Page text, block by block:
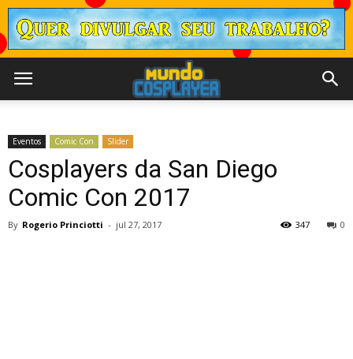
Eventos Comic Con Slider
Cosplayers da San Diego
Comic Con 2017
By Rogerio Princiotti - jul 27, 2017 0
347